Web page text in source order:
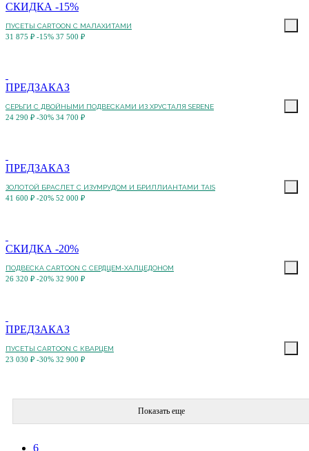
СКИДКА -15%
ПУСЕТЫ CARTOON С МАЛАХИТАМИ
31 875 ₽ -15% 37 500 ₽
ПРЕДЗАКАЗ
СЕРЬГИ С ДВОЙНЫМИ ПОДВЕСКАМИ ИЗ ХРУСТАЛЯ SERENE
24 290 ₽ -30% 34 700 ₽
ПРЕДЗАКАЗ
ЗОЛОТОЙ БРАСЛЕТ С ИЗУМРУДОМ И БРИЛЛИАНТАМИ TAIS
41 600 ₽ -20% 52 000 ₽
СКИДКА -20%
ПОДВЕСКА CARTOON C СЕРДЦЕМ-ХАЛЦЕДОНОМ
26 320 ₽ -20% 32 900 ₽
ПРЕДЗАКАЗ
ПУСЕТЫ CARTOON С КВАРЦЕМ
23 030 ₽ -30% 32 900 ₽
Показать еще
6